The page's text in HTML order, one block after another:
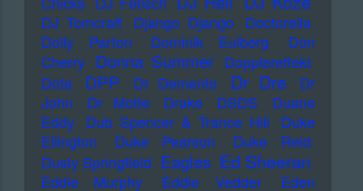
DJ Tomcraft Django Django
Doctorella
Dolly Parton
Dominik Eulberg
Don
Cherry Donna Summer Dopplereffekt
Dota
DPP Dr Demento Dr Dre
Dr
John
Dr Motte Drake DSDS
Duane
Eddy
Dub Spencer & Trance Hill
Duke
Ellington
Duke Pearson
Duke Reid
Dusty Springfield Eagles Ed Sheeran
Eddie Murphy Eddie Vedder
Eden